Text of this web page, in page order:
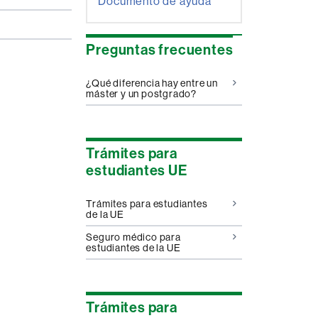
Preguntas frecuentes
¿Qué diferencia hay entre un
máster y un postgrado?
Trámites para
estudiantes UE
Trámites para estudiantes
de la UE
Seguro médico para
estudiantes de la UE
Trámites para